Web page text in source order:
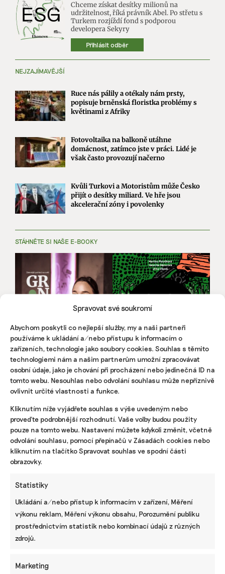
Spravovat své soukromí
Abychom poskytli co nejlepší služby, my a naši partneři
používáme k ukládání a/nebo přístupu k informacím o
zařízeních, technologie jako soubory cookies. Souhlas s těmito
technologiemi nám a našim partnerům umožní zpracovávat
osobní údaje, jako je chování při procházení nebo jedinečná ID na
tomto webu. Nesouhlas nebo odvolání souhlasu může nepříznivě
ovlivnit určité vlastnosti a funkce.
Kliknutím níže vyjádřete souhlas s výše uvedeným nebo
proveďte podrobnější rozhodnutí. Vaše volby budou použity
pouze na tomto webu. Nastavení můžete kdykoli změnit, včetně
odvolání souhlasu, pomocí přepínačů v Zásadách cookies nebo
kliknutím na tlačítko Spravovat souhlas ve spodní části
obrazovky.
Statistiky
Ukládání a/nebo přístup k informacím v zařízení, Měření
výkonu reklam, Měření výkonu obsahu, Porozumění publiku
prostřednictvím statistik nebo kombinací údajů z různých
zdrojů.
Marketing
Chceme získat desítky milionů na
udržitelnost, říká právník Abel. Po střetu s
Turkem rozjíždí fond s podporou
developera Sekyry
Přihlásit odběr
NEJZAJÍMAVĚJŠÍ
Ruce nás pálily a otékaly nám prsty,
popisuje brněnská floristka problémy s
květinami z Afriky
Fotovoltaika na balkoně utáhne
domácnost, zatímco jste v práci. Lidé je
však často provozují načerno
Kvůli Turkovi a Motoristům může Česko
přijít o desítky miliard. Ve hře jsou
akcelerační zóny i povolenky
STÁHNĚTE SI NAŠE E-BOOKY
KOMERČNÍ SDĚLENÍ
Udržitelnost, umění i komunitní sdílení.
Festival Týká se to také tebe v Uherském
Hradišti startuje tento týden
BRANDNEWS
způsob, jak řídit firmu do budoucna a zvyšovat
její hodnotu, říká expertka
ZJEDNODUŠTE SI ŽIVOT S ESG